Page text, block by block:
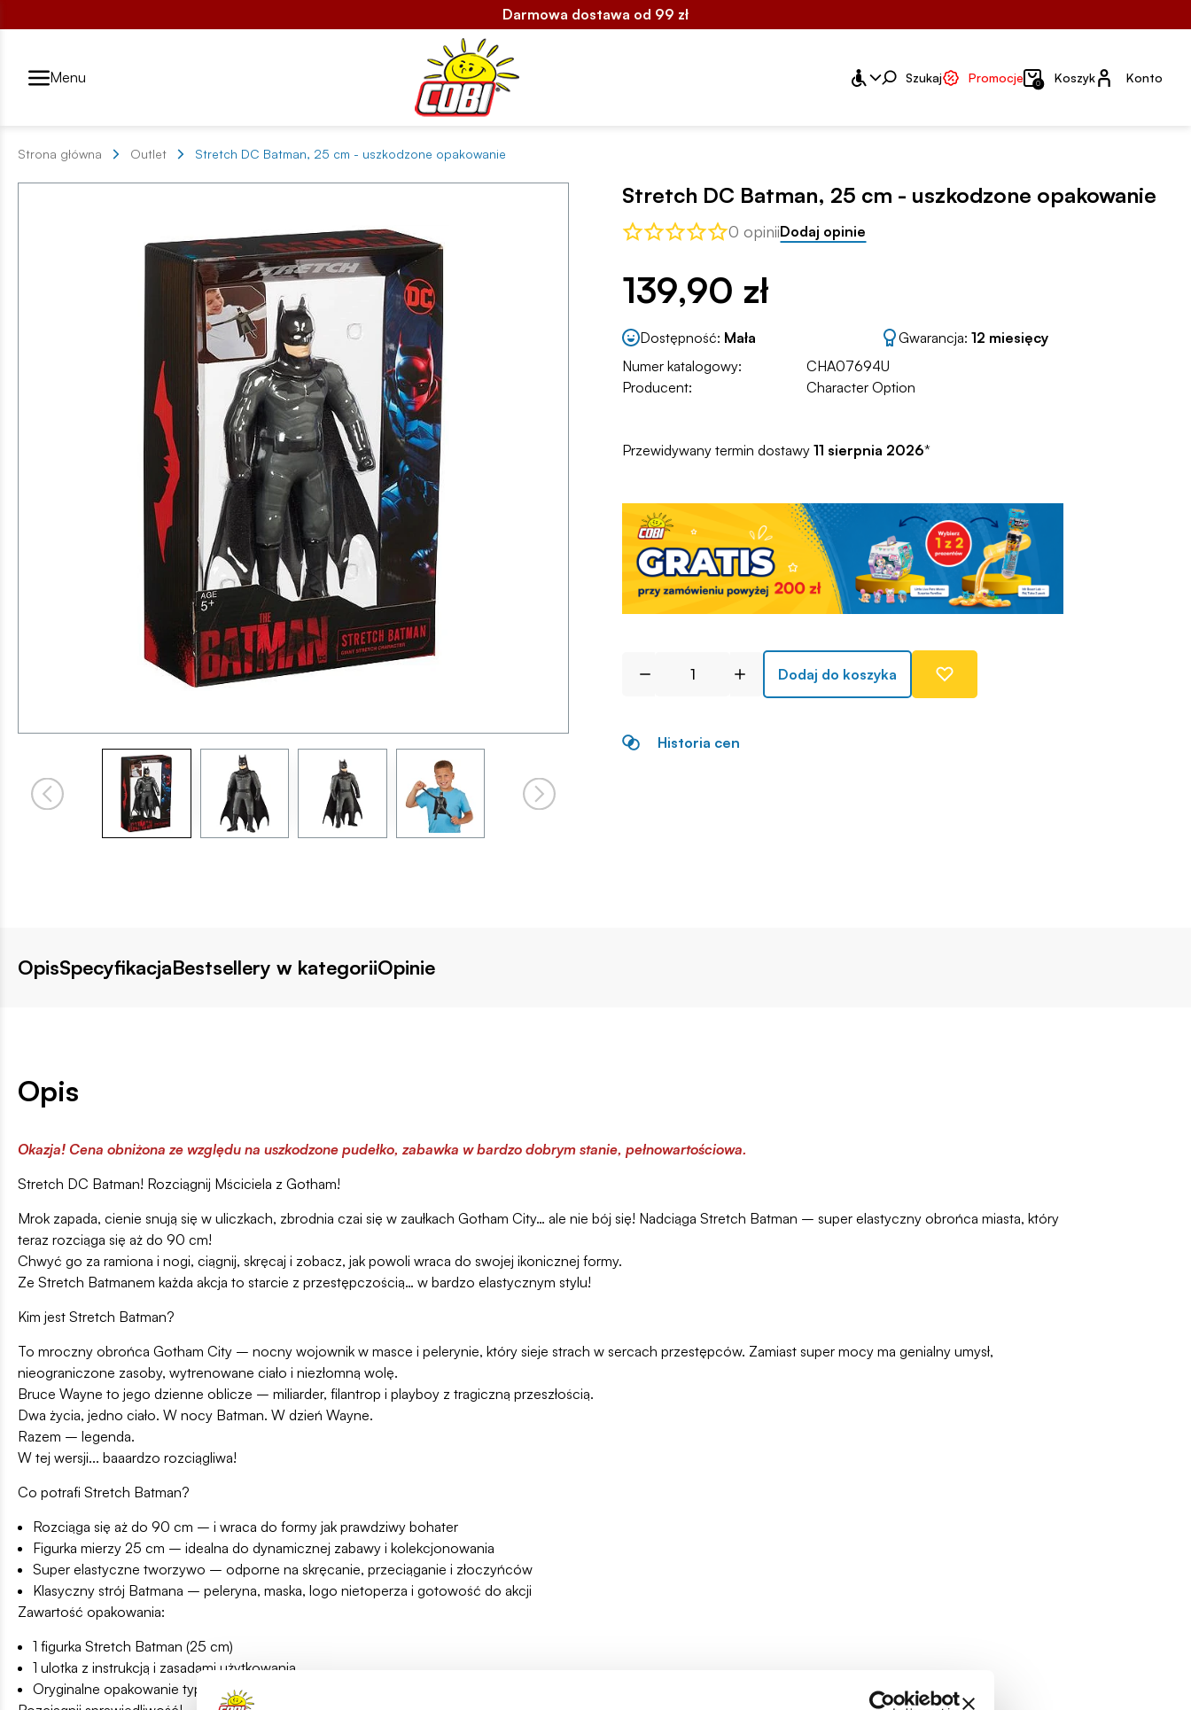
Darmowa dostawa od 99 zł
Przełącznik segmentów2
Menu Szukaj Promocje 0 KoszykKonto
Konto
Strona główna Outlet Stretch DC Batman, 25 cm - uszkodzone opakowanie
Stretch DC Batman, 25 cm - uszkodzone opakowanie
0 opiniiDodaj opinie
139,90 zł
Dostępność: Mała Gwarancja: 12 miesięcy
Numer katalogowy:
CHA07694U
Producent:
Character Option
Przewidywany termin dostawy 11 sierpnia 2026*
Dodaj do koszyka
Historia cen
OpisSpecyfikacjaBestsellery w kategoriiOpinie
Opis
Okazja! Cena obniżona ze względu na uszkodzone pudełko, zabawka w bardzo dobrym stanie, pełnowartościowa.
Stretch DC Batman! Rozciągnij Mściciela z Gotham!
Mrok zapada, cienie snują się w uliczkach, zbrodnia czai się w zaułkach Gotham City… ale nie bój się! Nadciąga Stretch Batman – super elastyczny obrońca miasta, który
teraz rozciąga się aż do 90 cm!
Chwyć go za ramiona i nogi, ciągnij, skręcaj i zobacz, jak powoli wraca do swojej ikonicznej formy.
Ze Stretch Batmanem każda akcja to starcie z przestępczością… w bardzo elastycznym stylu!
Kim jest Stretch Batman?
To mroczny obrońca Gotham City – nocny wojownik w masce i pelerynie, który sieje strach w sercach przestępców. Zamiast super mocy ma genialny umysł,
nieograniczone zasoby, wytrenowane ciało i niezłomną wolę.
Bruce Wayne to jego dzienne oblicze – miliarder, filantrop i playboy z tragiczną przeszłością.
Dwa życia, jedno ciało. W nocy Batman. W dzień Wayne.
Razem – legenda.
W tej wersji... baaardzo rozciągliwa!
Co potrafi Stretch Batman?
Rozciąga się aż do 90 cm – i wraca do formy jak prawdziwy bohater
Figurka mierzy 25 cm – idealna do dynamicznej zabawy i kolekcjonowania
Super elastyczne tworzywo – odporne na skręcanie, przeciąganie i złoczyńców
Klasyczny strój Batmana – peleryna, maska, logo nietoperza i gotowość do akcji
Zawartość opakowania:
1 figurka Stretch Batman (25 cm)
1 ulotka z instrukcją i zasadami użytkowania
Oryginalne opakowanie typu blister – idealne na prezent dla małych i dużych bohaterów